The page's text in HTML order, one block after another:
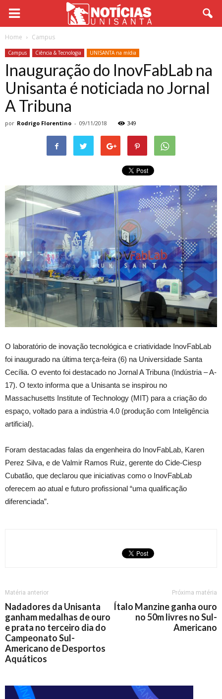
Home Campus
Campus Ciência & Tecnologia UNISANTA na mídia
Inauguração do InovFabLab na
Unisanta é noticiada no Jornal
A Tribuna
por Rodrigo Florentino - 09/11/2018 349
O laboratório de inovação tecnológica e criatividade InovFabLab
foi inaugurado na última terça-feira (6) na Universidade Santa
Cecília. O evento foi destacado no Jornal A Tribuna (Indústria – A-
17). O texto informa que a Unisanta se inspirou no
Massachusetts Institute of Technology (MIT) para a criação do
espaço, voltado para a indústria 4.0 (produção com Inteligência
artificial).
Foram destacadas falas da engenheira do InovFabLab, Karen
Perez Silva, e de Valmir Ramos Ruiz, gerente do Cide-Ciesp
Cubatão, que declarou que iniciativas como o InovFabLab
oferecem ao atual e futuro profissional “uma qualificação
diferenciada”.
Matéria anterior
Nadadores da Unisanta
ganham medalhas de ouro
e prata no terceiro dia do
Campeonato Sul-
Americano de Desportos
Aquáticos
Próxima matéria
Ítalo Manzine ganha ouro
no 50m livres no Sul-
Americano